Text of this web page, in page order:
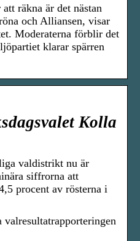
räkna är det nästan
och Alliansen, visar
Moderaterna förblir det
klarar spärren
Kolla
valdistrikt nu är
siffrorna att
procent av rösterna i
valresultatrapporteringen